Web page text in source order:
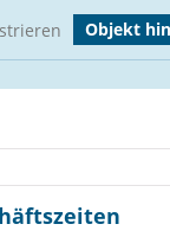
Objekt